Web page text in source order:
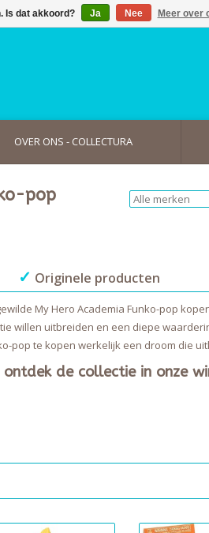
OVER ONS - COLLECTURA
pop
✓ Originele producten
My Hero Academia Funko-pop
willen uitbreiden en een diepe
pop te kopen werkelijk een droom die
de collectie in onze
Is dat akkoord? Ja Nee Meer over